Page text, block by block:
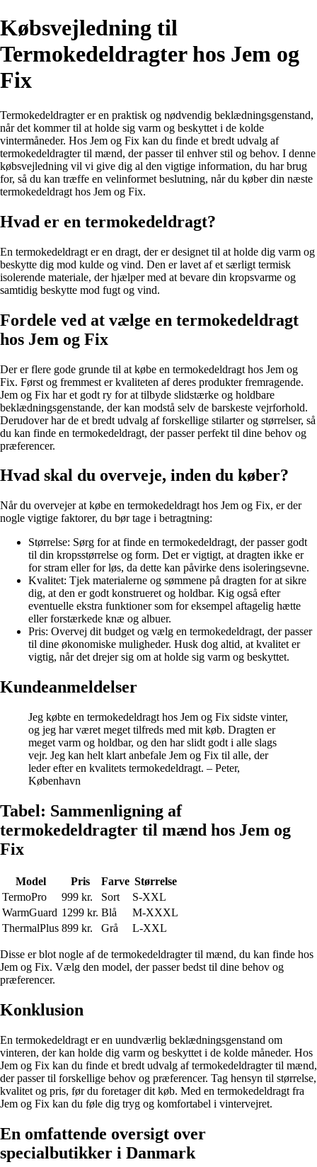
Købsvejledning til
Termokedeldragter hos Jem og
Fix
Termokedeldragter er en praktisk og nødvendig beklædningsgenstand,
når det kommer til at holde sig varm og beskyttet i de kolde
vintermåneder. Hos Jem og Fix kan du finde et bredt udvalg af
termokedeldragter til mænd, der passer til enhver stil og behov. I denne
købsvejledning vil vi give dig al den vigtige information, du har brug
for, så du kan træffe en velinformet beslutning, når du køber din næste
termokedeldragt hos Jem og Fix.
Hvad er en termokedeldragt?
En termokedeldragt er en dragt, der er designet til at holde dig varm og
beskytte dig mod kulde og vind. Den er lavet af et særligt termisk
isolerende materiale, der hjælper med at bevare din kropsvarme og
samtidig beskytte mod fugt og vind.
Fordele ved at vælge en termokedeldragt
hos Jem og Fix
Der er flere gode grunde til at købe en termokedeldragt hos Jem og
Fix. Først og fremmest er kvaliteten af deres produkter fremragende.
Jem og Fix har et godt ry for at tilbyde slidstærke og holdbare
beklædningsgenstande, der kan modstå selv de barskeste vejrforhold.
Derudover har de et bredt udvalg af forskellige stilarter og størrelser, så
du kan finde en termokedeldragt, der passer perfekt til dine behov og
præferencer.
Hvad skal du overveje, inden du køber?
Når du overvejer at købe en termokedeldragt hos Jem og Fix, er der
nogle vigtige faktorer, du bør tage i betragtning:
Størrelse: Sørg for at finde en termokedeldragt, der passer godt
til din kropsstørrelse og form. Det er vigtigt, at dragten ikke er
for stram eller for løs, da dette kan påvirke dens isoleringsevne.
Kvalitet: Tjek materialerne og sømmene på dragten for at sikre
dig, at den er godt konstrueret og holdbar. Kig også efter
eventuelle ekstra funktioner som for eksempel aftagelig hætte
eller forstærkede knæ og albuer.
Pris: Overvej dit budget og vælg en termokedeldragt, der passer
til dine økonomiske muligheder. Husk dog altid, at kvalitet er
vigtig, når det drejer sig om at holde sig varm og beskyttet.
Kundeanmeldelser
Jeg købte en termokedeldragt hos Jem og Fix sidste vinter,
og jeg har været meget tilfreds med mit køb. Dragten er
meget varm og holdbar, og den har slidt godt i alle slags
vejr. Jeg kan helt klart anbefale Jem og Fix til alle, der
leder efter en kvalitets termokedeldragt. – Peter,
København
Tabel: Sammenligning af
termokedeldragter til mænd hos Jem og
Fix
Model Pris Farve Størrelse
TermoPro
999 kr. Sort
S-XXL
WarmGuard 1299 kr. Blå
M-XXXL
ThermalPlus 899 kr. Grå L-XXL
Disse er blot nogle af de termokedeldragter til mænd, du kan finde hos
Jem og Fix. Vælg den model, der passer bedst til dine behov og
præferencer.
Konklusion
En termokedeldragt er en uundværlig beklædningsgenstand om
vinteren, der kan holde dig varm og beskyttet i de kolde måneder. Hos
Jem og Fix kan du finde et bredt udvalg af termokedeldragter til mænd,
der passer til forskellige behov og præferencer. Tag hensyn til størrelse,
kvalitet og pris, før du foretager dit køb. Med en termokedeldragt fra
Jem og Fix kan du føle dig tryg og komfortabel i vintervejret.
En omfattende oversigt over
specialbutikker i Danmark